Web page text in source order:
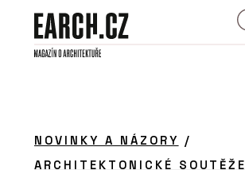
NOVINKY A NÁZORY /
ARCHITEKTONICKÉ SOUTĚŽE